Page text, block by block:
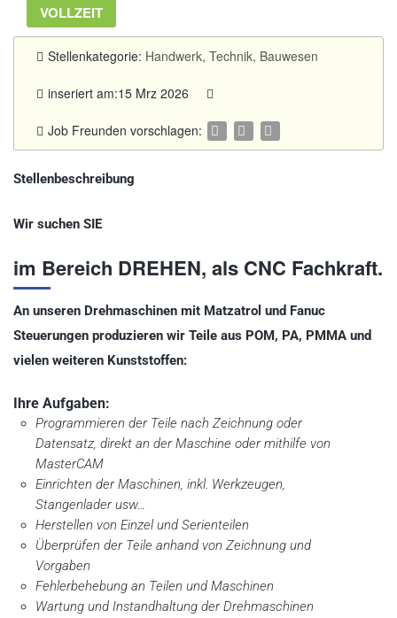
VOLLZEIT
Stellenkategorie: Handwerk, Technik, Bauwesen
inseriert am:15 Mrz 2026
Job Freunden vorschlagen:
Stellenbeschreibung
Wir suchen SIE
im Bereich DREHEN, als CNC Fachkraft.
An unseren Drehmaschinen mit Matzatrol und Fanuc
Steuerungen produzieren wir Teile aus POM, PA, PMMA und
vielen weiteren Kunststoffen:
Ihre Aufgaben:
Programmieren der Teile nach Zeichnung oder
Datensatz, direkt an der Maschine oder mithilfe von
MasterCAM
Einrichten der Maschinen, inkl. Werkzeugen,
Stangenlader usw…
Herstellen von Einzel und Serienteilen
Überprüfen der Teile anhand von Zeichnung und
Vorgaben
Fehlerbehebung an Teilen und Maschinen
Wartung und Instandhaltung der Drehmaschinen